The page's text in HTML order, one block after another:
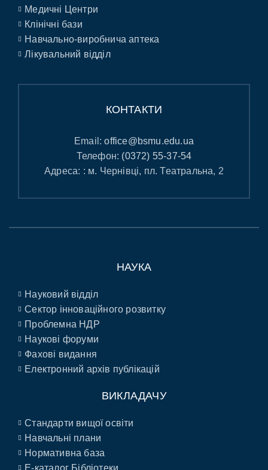
Медичні Центри
Клінічні бази
Навчально-виробнича аптека
Лікувальний відділ
КОНТАКТИ
Email:office@bsmu.edu.ua
Телефон: (0372) 55-37-54
Адреса: : м. Чернівці, пл. Театральна, 2
НАУКА
Науковий відділ
Сектор інноваційного розвитку
Проблемна НДР
Наукові форуми
Фахові видання
Електронний архів публікацій
ВИКЛАДАЧУ
Стандарти вищої освіти
Навчальні плани
Нормативна база
E-каталог Бібліотеки